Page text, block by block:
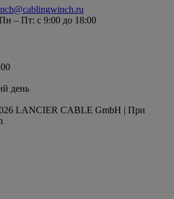
– Пт: с 9:00 до 18:00
день
LANCIER CABLE GmbH | При